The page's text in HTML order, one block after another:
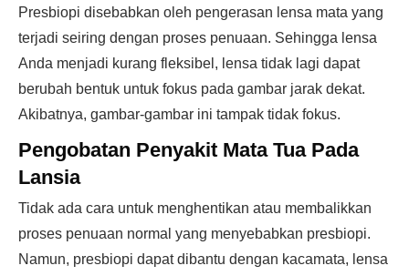
Presbiopi disebabkan oleh pengerasan lensa mata yang
terjadi seiring dengan proses penuaan. Sehingga lensa
Anda menjadi kurang fleksibel, lensa tidak lagi dapat
berubah bentuk untuk fokus pada gambar jarak dekat.
Akibatnya, gambar-gambar ini tampak tidak fokus.
Pengobatan Penyakit Mata Tua Pada
Lansia
Tidak ada cara untuk menghentikan atau membalikkan
proses penuaan normal yang menyebabkan presbiopi.
Namun, presbiopi dapat dibantu dengan kacamata, lensa